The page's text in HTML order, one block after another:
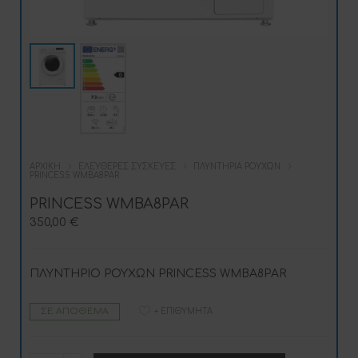
ΑΡΧΙΚΉ ΕΛΕΎΘΕΡΕΣ ΣΥΣΚΕΥΈΣ
ΠΛΥΝΤΉΡΙΑ ΡΟΎΧΩΝ
PRINCESS WMBA8PAR
PRINCESS WMBA8PAR
350,00 €
ΠΛΥΝΤΗΡΙΟ ΡΟΥΧΩΝ PRINCESS WMBA8PAR
ΣΕ ΑΠΌΘΕΜΑ + ΕΠΙΘΥΜΗΤΆ